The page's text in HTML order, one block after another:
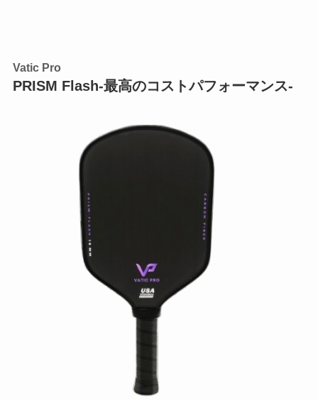
Vatic Pro
PRISM Flash-最高のコストパフォーマンス-